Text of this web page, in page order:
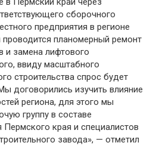
сборочного
предприятия в регионе
проводится планомерный ремонт
и замена лифтового
ввиду масштабного
строительства спрос будет
договорились изучить влияние
региона, для этого мы
группу в составе
края и специалистов
завода», — отметил